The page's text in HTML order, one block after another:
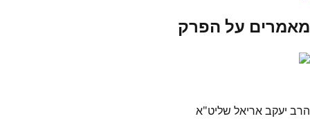
מאמרים על הפרק
הרב יעקב אריאל שליט"א